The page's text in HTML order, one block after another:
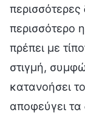
περισσότερο
πρέπει με
στιγμή,
κατανοήσει
αποφεύγει